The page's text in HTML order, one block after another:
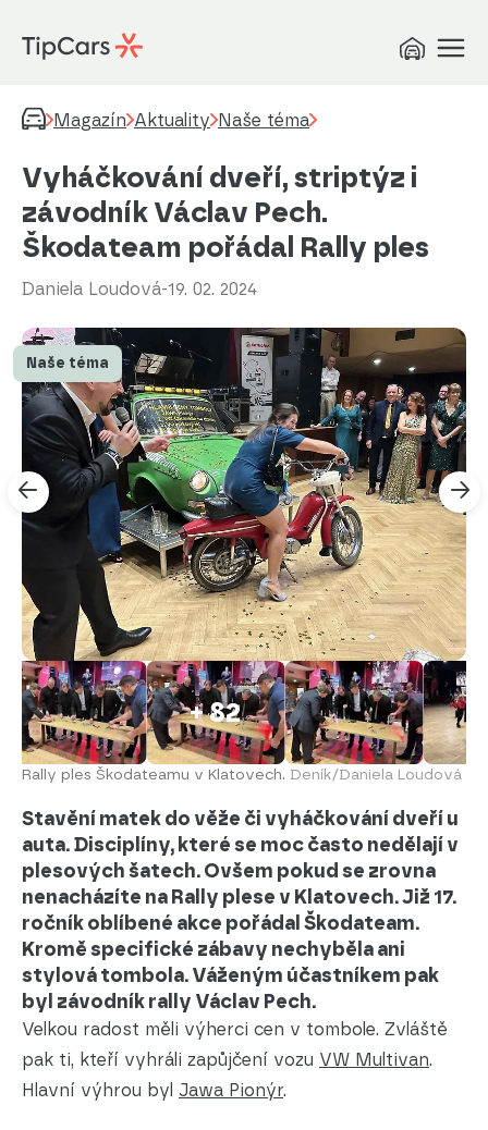
Magazín Aktuality Naše téma
Vyháčkování dveří, striptýz i
závodník Václav Pech.
Škodateam pořádal Rally ples
Daniela Loudová-19. 02. 2024
+ 82
Rally ples Škodateamu v Klatovech. Deník/Daniela Loudová
Naše téma
Stavění matek do věže či vyháčkování dveří u
auta. Disciplíny, které se moc často nedělají v
plesových šatech. Ovšem pokud se zrovna
nenacházíte na Rally plese v Klatovech. Již 17.
ročník oblíbené akce pořádal Škodateam.
Kromě specifické zábavy nechyběla ani
stylová tombola. Váženým účastníkem pak
byl závodník rally Václav Pech.
Velkou radost měli výherci cen v tombole. Zvláště
pak ti, kteří vyhráli zapůjčení vozu VW Multivan.
Hlavní výhrou byl Jawa Pionýr.